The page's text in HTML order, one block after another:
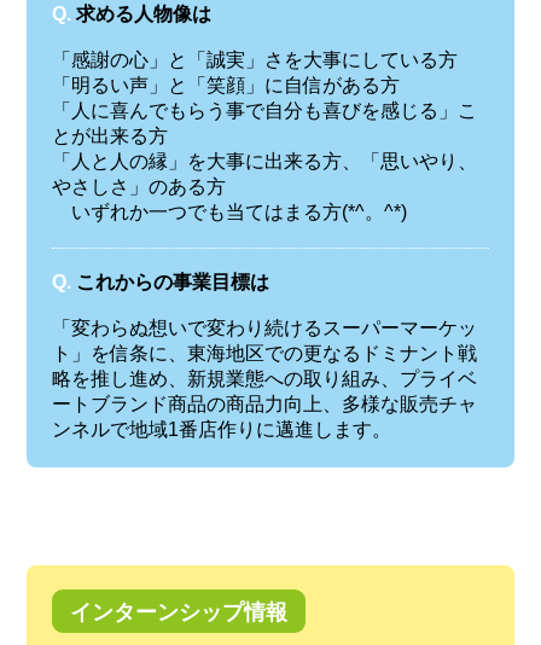
Q. 求める人物像は
「感謝の心」と「誠実」さを大事にしている方
「明るい声」と「笑顔」に自信がある方
「人に喜んでもらう事で自分も喜びを感じる」こ
とが出来る方
「人と人の縁」を大事に出来る方、「思いやり、
やさしさ」のある方
いずれか一つでも当てはまる方(*^。^*)
Q. これからの事業目標は
「変わらぬ想いで変わり続けるスーパーマーケッ
ト」を信条に、東海地区での更なるドミナント戦
略を推し進め、新規業態への取り組み、プライベ
ートブランド商品の商品力向上、多様な販売チャ
ンネルで地域1番店作りに邁進します。
インターンシップ情報